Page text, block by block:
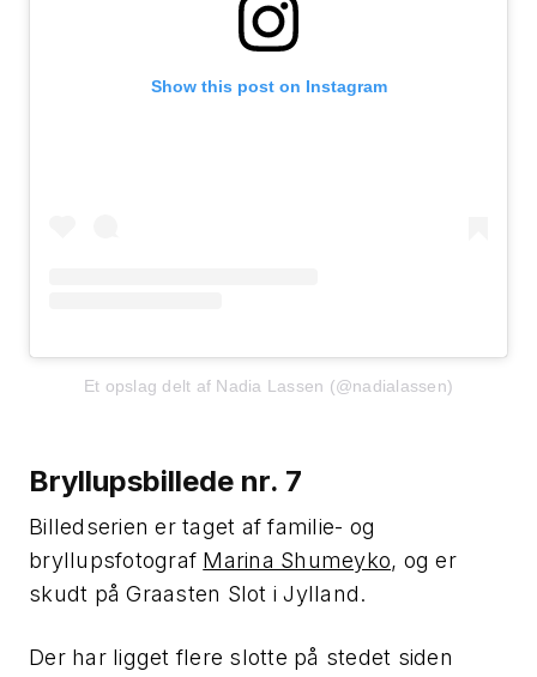
Show this post on Instagram
Et opslag delt af Nadia Lassen (@nadialassen)
Bryllupsbillede nr. 7
Billedserien er taget af familie- og
bryllupsfotograf Marina Shumeyko, og er
skudt på Graasten Slot i Jylland.
Der har ligget flere slotte på stedet siden